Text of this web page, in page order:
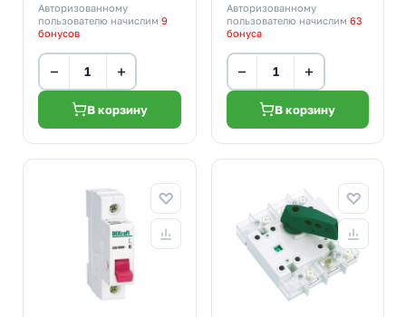
Авторизованному
пользователю начислим 9
бонусов
− +
В корзину
Авторизованному
пользователю начислим 63
бонуса
− +
В корзину